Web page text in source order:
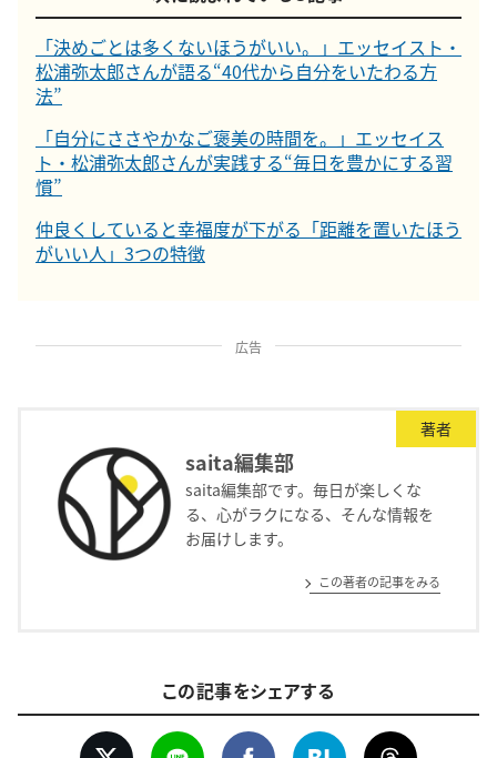
「決めごとは多くないほうがいい。」エッセイスト・
松浦弥太郎さんが語る“40代から自分をいたわる方
法”
「自分にささやかなご褒美の時間を。」エッセイス
ト・松浦弥太郎さんが実践する“毎日を豊かにする習
慣”
仲良くしていると幸福度が下がる「距離を置いたほう
がいい人」3つの特徴
広告
著者
saita編集部
saita編集部です。毎日が楽しくな
る、心がラクになる、そんな情報を
お届けします。
この著者の記事をみる
この記事をシェアする